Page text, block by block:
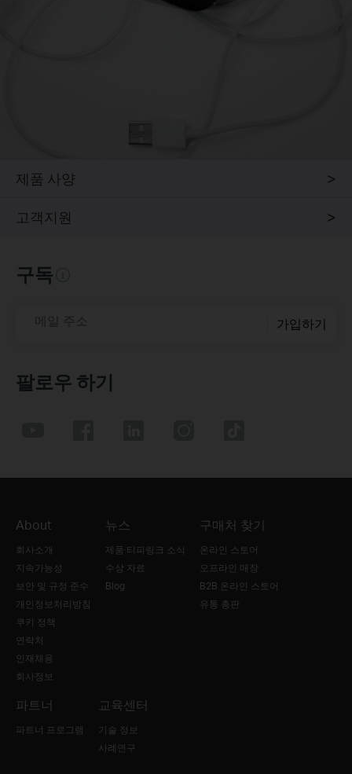
제품 사양
고객지원
구독
메일 주소 가입하기
팔로우 하기
About
회사소개
지속가능성
보안 및 규정 준수
개인정보처리방침
쿠키 정책
연락처
인재채용
회사정보
뉴스
제품·티피링크 소식
수상 자료
Blog
구매처 찾기
온라인 스토어
오프라인 매장
B2B 온라인 스토어
유통 총판
파트너
파트너 프로그램
교육센터
기술 정보
사례연구